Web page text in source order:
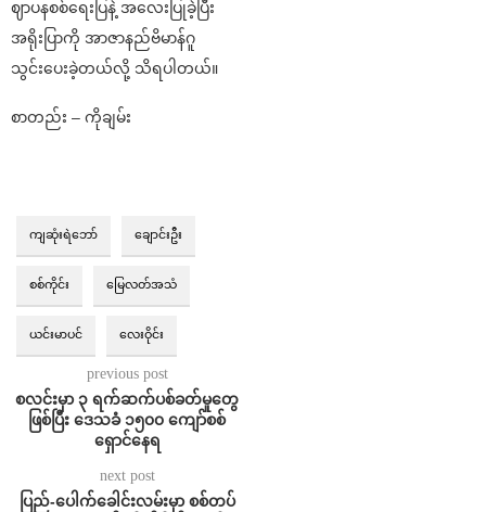
ဈာပနစစ်ရေးပြနဲ့ အလေးပြုခဲ့ပြီး
အရိုးပြာကို အာဇာနည်ဗိမာန်ဂူ
သွင်းပေးခဲ့တယ်လို့ သိရပါတယ်။
စာတည်း – ကိုချမ်း
ကျဆုံးရဲဘော် ချောင်းဦး
စစ်ကိုင်း မြေလတ်အသံ
ယင်းမာပင် လေးဝိုင်း
previous post
စလင်းမှာ ၃ ရက်ဆက်ပစ်ခတ်မှုတွေ
ဖြစ်ပြီး ဒေသခံ ၁၅၀၀ ကျော်စစ်
ရှောင်နေရ
next post
ပြည်-ပေါက်ခေါင်းလမ်းမှာ စစ်တပ်